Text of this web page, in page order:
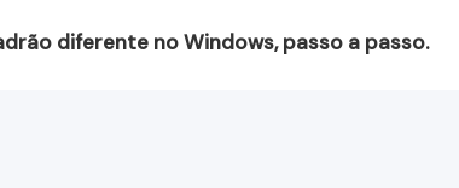
diferente no Windows, passo a passo.